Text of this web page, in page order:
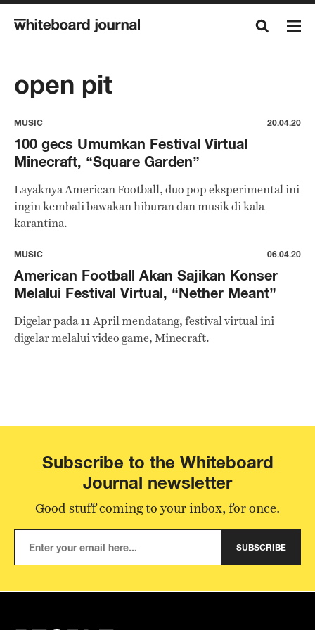
open pit
MUSIC 20.04.20
100 gecs Umumkan Festival Virtual
Minecraft, “Square Garden”
Layaknya American Football, duo pop eksperimental ini
ingin kembali bawakan hiburan dan musik di kala
karantina.
MUSIC 06.04.20
American Football Akan Sajikan Konser
Melalui Festival Virtual, “Nether Meant”
Digelar pada 11 April mendatang, festival virtual ini
digelar melalui video game, Minecraft.
Subscribe to the Whiteboard
Journal newsletter
Good stuff coming to your inbox, for once.
SUBSCRIBE